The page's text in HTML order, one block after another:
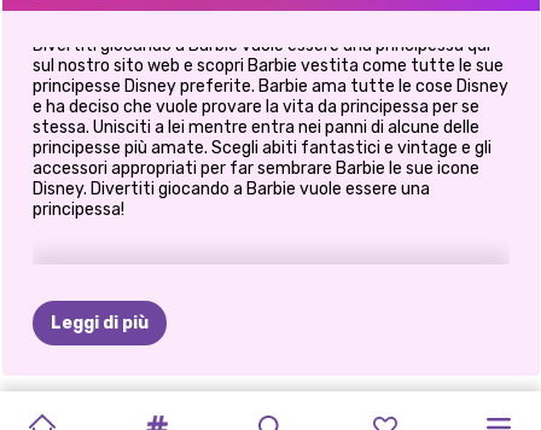
Divertiti giocando a Barbie vuole essere una principessa qui
sul nostro sito web e scopri Barbie vestita come tutte le sue
principesse Disney preferite. Barbie ama tutte le cose Disney
e ha deciso che vuole provare la vita da principessa per se
stessa. Unisciti a lei mentre entra nei panni di alcune delle
principesse più amate. Scegli abiti fantastici e vintage e gli
accessori appropriati per far sembrare Barbie le sue icone
Disney. Divertiti giocando a Barbie vuole essere una
principessa!
Leggi di più
LOOKBOOK
CREA
ELLIE FASHIONISTA FINE